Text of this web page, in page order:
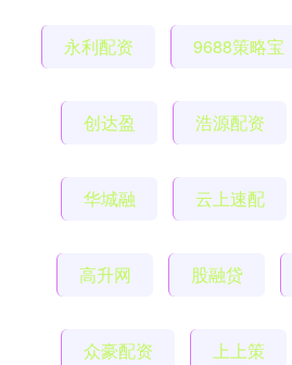
永利配资 9688策略宝
创达盈 浩源配资
华城融 云上速配
高升网 股融贷
众豪配资 上上策